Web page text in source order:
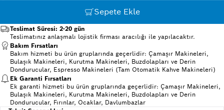
Sepete Ekle
Teslimat Süresi: 2-20 gün
Teslimatınız anlaşmalı lojistik firması aracılığı ile yapılacaktır.
Bakım Fırsatları
Bakım hizmeti bu ürün gruplarında geçerlidir: Çamaşır Makineleri,
Bulaşık Makineleri, Kurutma Makineleri, Buzdolapları ve Derin
Dondurucular, Espresso Makineleri (Tam Otomatik Kahve Makineleri)
Ek Garanti Fırsatları
Ek garanti hizmeti bu ürün gruplarında geçerlidir: Çamaşır Makineleri,
Bulaşık Makineleri, Kurutma Makineleri, Buzdolapları ve Derin
Dondurucular, Fırınlar, Ocaklar, Davlumbazlar